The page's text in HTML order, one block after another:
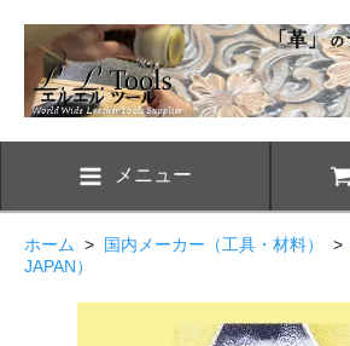
メニュー
ホーム > 国内メーカー（工具・材料） >
JAPAN）